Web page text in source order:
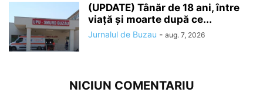
(UPDATE) Tânăr de 18 ani, între
viață și moarte după ce...
Jurnalul de Buzau - aug. 7, 2026
NICIUN COMENTARIU